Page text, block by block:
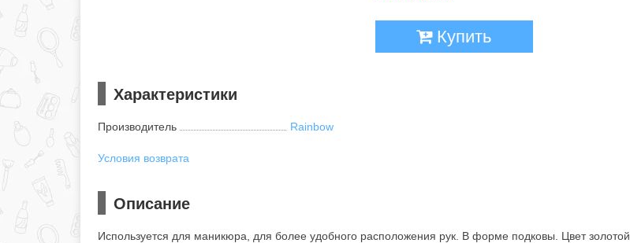
Купить
Характеристики
Производитель Rainbow
Условия возврата
Описание
Используется для маникюра, для более удобного расположения рук. В форме подковы. Цвет золотой